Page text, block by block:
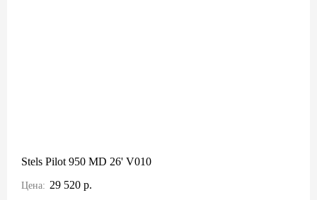
Stels Pilot 950 MD 26' V010
Цена: 29 520 р.